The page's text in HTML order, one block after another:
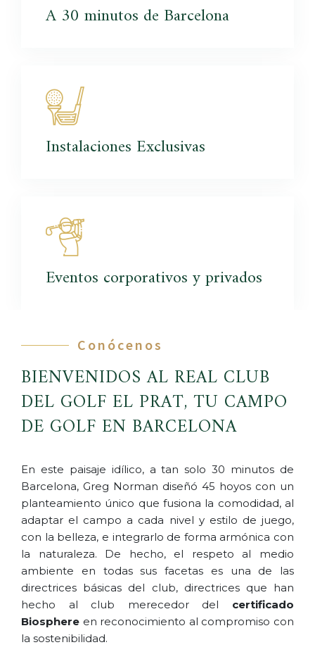
A 30 minutos de Barcelona
Instalaciones Exclusivas
Eventos corporativos y privados
Conócenos
BIENVENIDOS AL REAL CLUB
DEL GOLF EL PRAT, TU CAMPO
DE GOLF EN BARCELONA
En este paisaje idílico, a tan solo 30 minutos de
Barcelona, Greg Norman diseñó 45 hoyos con un
planteamiento único que fusiona la comodidad, al
adaptar el campo a cada nivel y estilo de juego,
con la belleza, e integrarlo de forma armónica con
la naturaleza. De hecho, el respeto al medio
ambiente en todas sus facetas es una de las
directrices básicas del club, directrices que han
hecho al club merecedor del certificado
Biosphere en reconocimiento al compromiso con
la sostenibilidad.